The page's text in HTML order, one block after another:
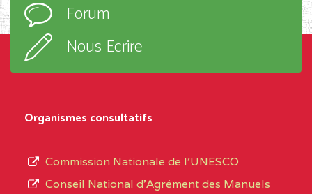
D'ENSEIGNEMENT
PROFESSIONNEL
(CEGEP) STE FOI BP
d’enseignement,
type
Forum
Nous Ecrire
Organismes consultatifs
Commission Nationale de l’UNESCO
Conseil National d’Agrément des Manuels